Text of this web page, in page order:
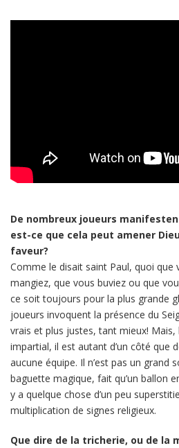
De nombreux joueurs
est-ce que cela peut amener
faveur?
Comme le disait saint Paul, quoi que
mangiez, que vous buviez ou que
ce soit toujours pour la plus grande
joueurs invoquent la présence du
vrais et plus justes, tant mieux!
impartial, il est autant d’un côté que
aucune équipe. Il n’est pas un grand
baguette magique, fait qu’un ballon
y a quelque chose d’un peu
multiplication de signes religieux.
Que dire de la tricherie, ou de la